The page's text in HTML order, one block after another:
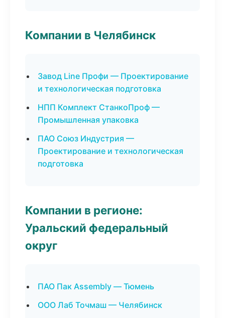
Компании в Челябинск
Завод Line Профи — Проектирование
и технологическая подготовка
НПП Комплект СтанкоПроф —
Промышленная упаковка
ПАО Союз Индустрия —
Проектирование и технологическая
подготовка
Компании в регионе:
Уральский федеральный
округ
ПАО Пак Assembly — Тюмень
ООО Лаб Точмаш — Челябинск